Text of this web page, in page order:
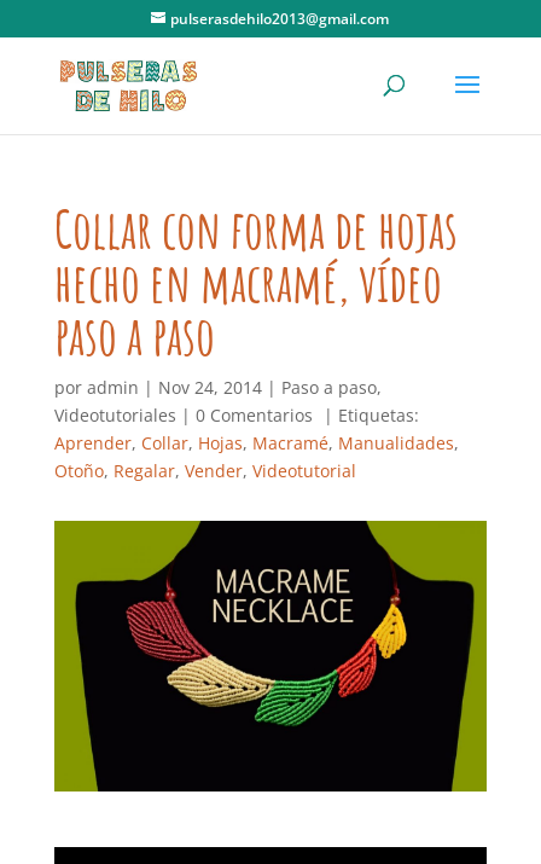
pulserasdehilo2013@gmail.com
Collar con forma de hojas
hecho en macramé, vídeo
paso a paso
por admin | Nov 24, 2014| Paso a paso,
Videotutoriales | 0 Comentarios
| Etiquetas:
Aprender, Collar, Hojas, Macramé, Manualidades,
Otoño, Regalar, Vender, Videotutorial